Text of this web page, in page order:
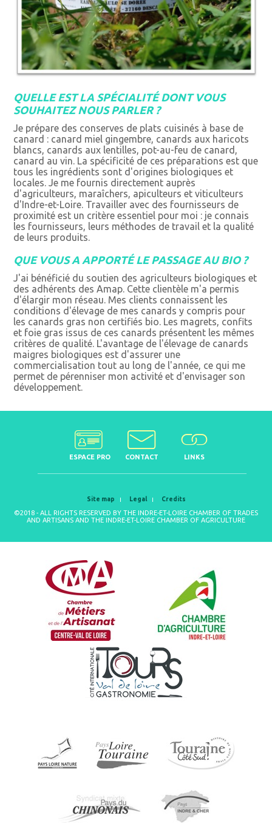
QUELLE EST LA SPÉCIALITÉ DONT VOUS
SOUHAITEZ NOUS PARLER ?
Je prépare des conserves de plats cuisinés à base de
canard : canard miel gingembre, canards aux haricots
blancs, canards aux lentilles, pot-au-feu de canard,
canard au vin. La spécificité de ces préparations est que
tous les ingrédients sont d'origines biologiques et
locales. Je me fournis directement auprès
d'agriculteurs, maraîchers, apiculteurs et viticulteurs
d'Indre-et-Loire. Travailler avec des fournisseurs de
proximité est un critère essentiel pour moi : je connais
les fournisseurs, leurs méthodes de travail et la qualité
de leurs produits.
QUE VOUS A APPORTÉ LE PASSAGE AU BIO ?
J'ai bénéficié du soutien des agriculteurs biologiques et
des adhérents des Amap. Cette clientèle m'a permis
d'élargir mon réseau. Mes clients connaissent les
conditions d'élevage de mes canards y compris pour
les canards gras non certifiés bio. Les magrets, confits
et foie gras issus de ces canards présentent les mêmes
critères de qualité. L'avantage de l'élevage de canards
maigres biologiques est d'assurer une
commercialisation tout au long de l'année, ce qui me
permet de pérenniser mon activité et d'envisager son
développement.
ESPACE PRO CONTACT LINKS
Site map Legal Credits
©2018 - ALL RIGHTS RESERVED BY THE INDRE-ET-LOIRE CHAMBER OF TRADES
AND ARTISANS AND THE INDRE-ET-LOIRE CHAMBER OF AGRICULTURE